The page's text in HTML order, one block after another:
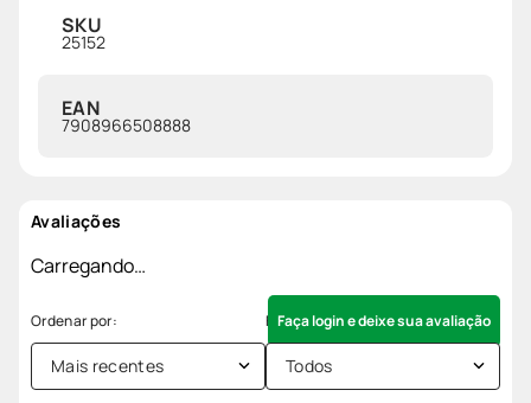
SKU
25152
EAN
7908966508888
Avaliações
Carregando…
Faça login e deixe sua avaliação
Mais recentes Todos